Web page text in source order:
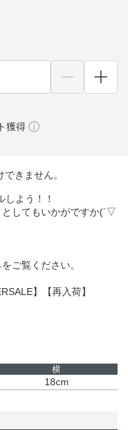
獲得
きません。
よう！！
してもいかがですか(´▽
をご覧ください。
】【再入荷】
横
18cm